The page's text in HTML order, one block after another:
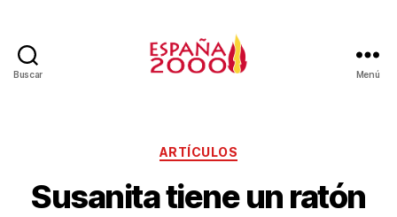
Buscar Menú
ARTÍCULOS
Susanita tiene un ratón